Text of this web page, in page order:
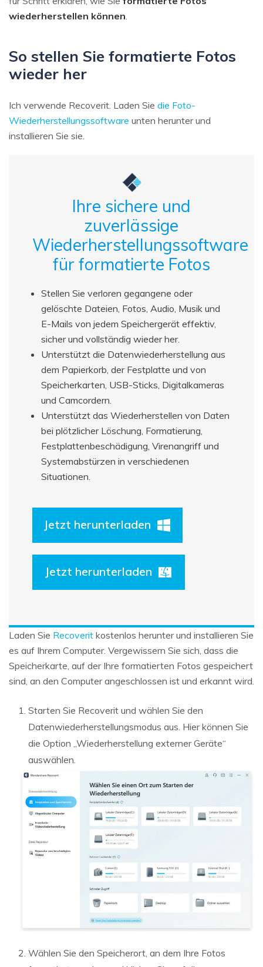
wiederherstellen können
So stellen Sie formatierte Fotos
wieder her
Ich verwende Recoverit. Laden Sie die Foto-
Wiederherstellungssoftware unten herunter und
installieren Sie sie.
Ihre sichere und
zuverlässige
Wiederherstellungssoftware
für formatierte Fotos
Stellen Sie verloren gegangene oder
gelöschte Dateien, Fotos, Audio, Musik und
E-Mails von jedem Speichergerät effektiv,
sicher und vollständig wieder her.
Unterstützt die Datenwiederherstellung aus
dem Papierkorb, der Festplatte und von
Speicherkarten, USB-Sticks, Digitalkameras
und Camcordern.
Unterstützt das Wiederherstellen von Daten
bei plötzlicher Löschung, Formatierung,
Festplattenbeschädigung, Virenangriff und
Systemabstürzen in verschiedenen
Situationen.
Jetzt herunterladen
Jetzt herunterladen
Laden Sie Recoverit kostenlos herunter und installieren Sie
es auf Ihrem Computer. Vergewissern Sie sich, dass die
Speicherkarte, auf der Ihre formatierten Fotos gespeichert
sind, an den Computer angeschlossen ist und erkannt wird.
Starten Sie Recoverit und wählen Sie den
Datenwiederherstellungsmodus aus. Hier können Sie
die Option „Wiederherstellung externer Geräte“
auswählen.
Wählen Sie den Speicherort, an dem Ihre Fotos